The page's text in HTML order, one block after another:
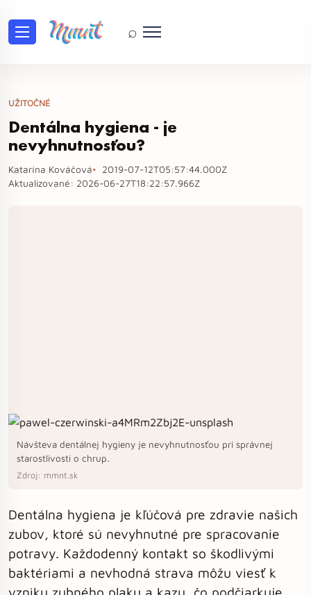
⌕
UŽITOČNÉ
Dentálna hygiena - je
nevyhnutnosťou?
Katarína Kováčová
2019-07-12T05:57:44.000Z
Aktualizované: 2026-06-27T18:22:57.966Z
Návšteva dentálnej hygieny je nevyhnutnosťou pri správnej
starostlivosti o chrup.
Zdroj: mmnt.sk
Dentálna hygiena je kľúčová pre zdravie našich
zubov, ktoré sú nevyhnutné pre spracovanie
potravy. Každodenný kontakt so škodlivými
baktériami a nevhodná strava môžu viesť k